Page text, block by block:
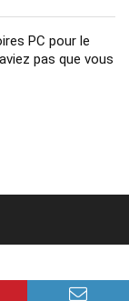
PC pour le
pas que vous